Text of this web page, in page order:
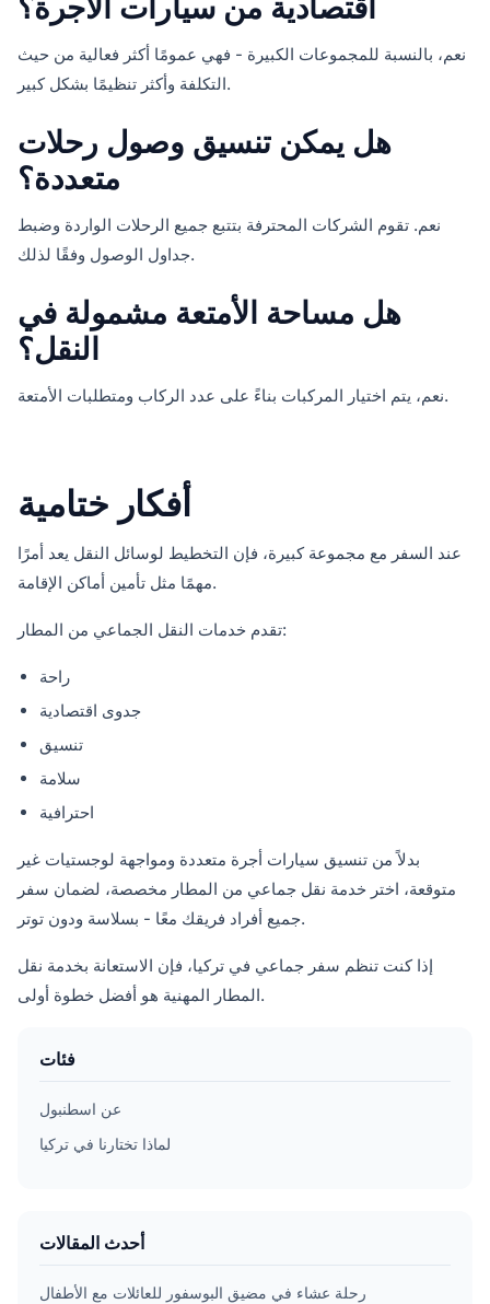
اقتصادية من سيارات الأجرة؟
نعم، بالنسبة للمجموعات الكبيرة - فهي عمومًا أكثر فعالية من حيث
التكلفة وأكثر تنظيمًا بشكل كبير.
هل يمكن تنسيق وصول رحلات
متعددة؟
نعم. تقوم الشركات المحترفة بتتبع جميع الرحلات الواردة وضبط
جداول الوصول وفقًا لذلك.
هل مساحة الأمتعة مشمولة في
النقل؟
نعم، يتم اختيار المركبات بناءً على عدد الركاب ومتطلبات الأمتعة.
أفكار ختامية
عند السفر مع مجموعة كبيرة، فإن التخطيط لوسائل النقل يعد أمرًا
مهمًا مثل تأمين أماكن الإقامة.
تقدم خدمات النقل الجماعي من المطار:
راحة
جدوى اقتصادية
تنسيق
سلامة
احترافية
بدلاً من تنسيق سيارات أجرة متعددة ومواجهة لوجستيات غير
متوقعة، اختر خدمة نقل جماعي من المطار مخصصة، لضمان سفر
جميع أفراد فريقك معًا - بسلاسة ودون توتر.
إذا كنت تنظم سفر جماعي في تركيا، فإن الاستعانة بخدمة نقل
المطار المهنية هو أفضل خطوة أولى.
فئات
عن اسطنبول
لماذا تختارنا في تركيا
أحدث المقالات
رحلة عشاء في مضيق البوسفور للعائلات مع الأطفال